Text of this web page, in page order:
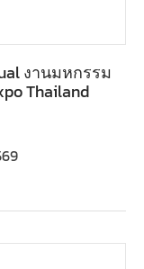
งานมหกรรม
Thailand